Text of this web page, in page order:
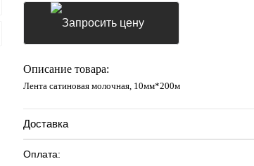
Запросить цену
Описание товара:
Лента сатиновая молочная, 10мм*200м
Доставка
Оплата: